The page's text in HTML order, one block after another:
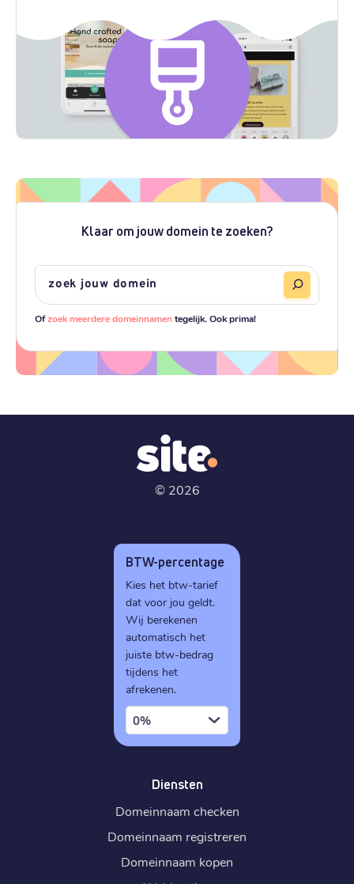
Klaar om jouw domein te zoeken?
Ofzoek meerdere domeinnamentegelijk. Ook prima!
© 2026
BTW-percentage
Kies het btw-tarief
dat voor jou geldt.
Wij berekenen
automatisch het
juiste btw-bedrag
tijdens het
afrekenen.
0%
Diensten
Domeinnaam checken
Domeinnaam registreren
Domeinnaam kopen